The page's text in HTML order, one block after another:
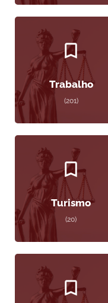
Trabalho
(201)
Turismo
(20)